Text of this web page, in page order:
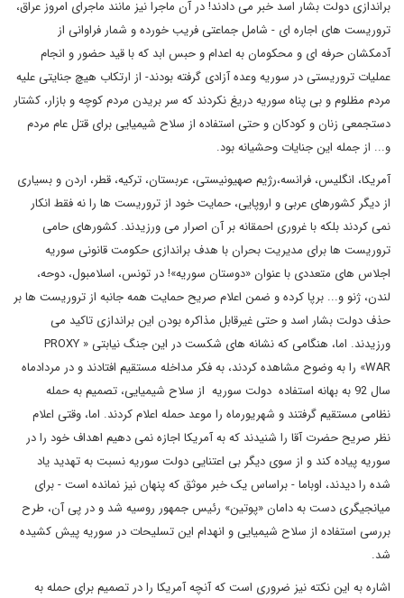
براندازی دولت بشار اسد خبر می دادند! در آن ماجرا نیز مانند ماجرای امروز عراق،
تروریست های اجاره ای - شامل جماعتی فریب خورده و شمار فراوانی از
آدمکشان حرفه ای و محکومان به اعدام و حبس ابد که با قید حضور و انجام
عملیات تروریستی در سوریه وعده آزادی گرفته بودند- از ارتکاب هیچ جنایتی علیه
مردم مظلوم و بی پناه سوریه دریغ نکردند که سر بریدن مردم کوچه و بازار، کشتار
دستجمعی زنان و کودکان و حتی استفاده از سلاح شیمیایی برای قتل عام مردم
و... از جمله این جنایات وحشیانه بود.
آمریکا، انگلیس، فرانسه،رژیم صهیونیستی، عربستان، ترکیه، قطر، اردن و بسیاری
از دیگر کشورهای عربی و اروپایی، حمایت خود از تروریست ها را نه فقط انکار
نمی کردند بلکه با غروری احمقانه بر آن اصرار می ورزیدند. کشورهای حامی
تروریست ها برای مدیریت بحران با هدف براندازی حکومت قانونی سوریه
اجلاس های متعددی با عنوان «دوستان سوریه»! در تونس، اسلامبول، دوحه،
لندن، ژنو و... برپا کرده و ضمن اعلام صریح حمایت همه جانبه از تروریست ها بر
حذف دولت بشار اسد و حتی غیرقابل مذاکره بودن این براندازی تاکید می
ورزیدند. اما، هنگامی که نشانه های شکست در این جنگ نیابتی «PROXY
WAR» را به وضوح مشاهده کردند، به فکر مداخله مستقیم افتادند و در مردادماه
سال 92 به بهانه استفاده دولت سوریه از سلاح شیمیایی، تصمیم به حمله
نظامی مستقیم گرفتند و شهریورماه را موعد حمله اعلام کردند. اما، وقتی اعلام
نظر صریح حضرت آقا را شنیدند که به آمریکا اجازه نمی دهیم اهداف خود را در
سوریه پیاده کند و از سوی دیگر بی اعتنایی دولت سوریه نسبت به تهدید یاد
شده را دیدند، اوباما - براساس یک خبر موثق که پنهان نیز نمانده است - برای
میانجیگری دست به دامان «پوتین» رئیس جمهور روسیه شد و در پی آن، طرح
بررسی استفاده از سلاح شیمیایی و انهدام این تسلیحات در سوریه پیش کشیده
شد.
اشاره به این نکته نیز ضروری است که آنچه آمریکا را در تصمیم برای حمله به